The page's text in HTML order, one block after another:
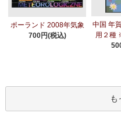
ポーランド 2008年気象
700円(税込)
中国 年
用２種
も